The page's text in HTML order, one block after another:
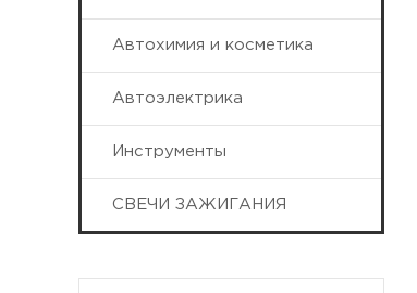
Автохимия и косметика
Автоэлектрика
Инструменты
СВЕЧИ ЗАЖИГАНИЯ